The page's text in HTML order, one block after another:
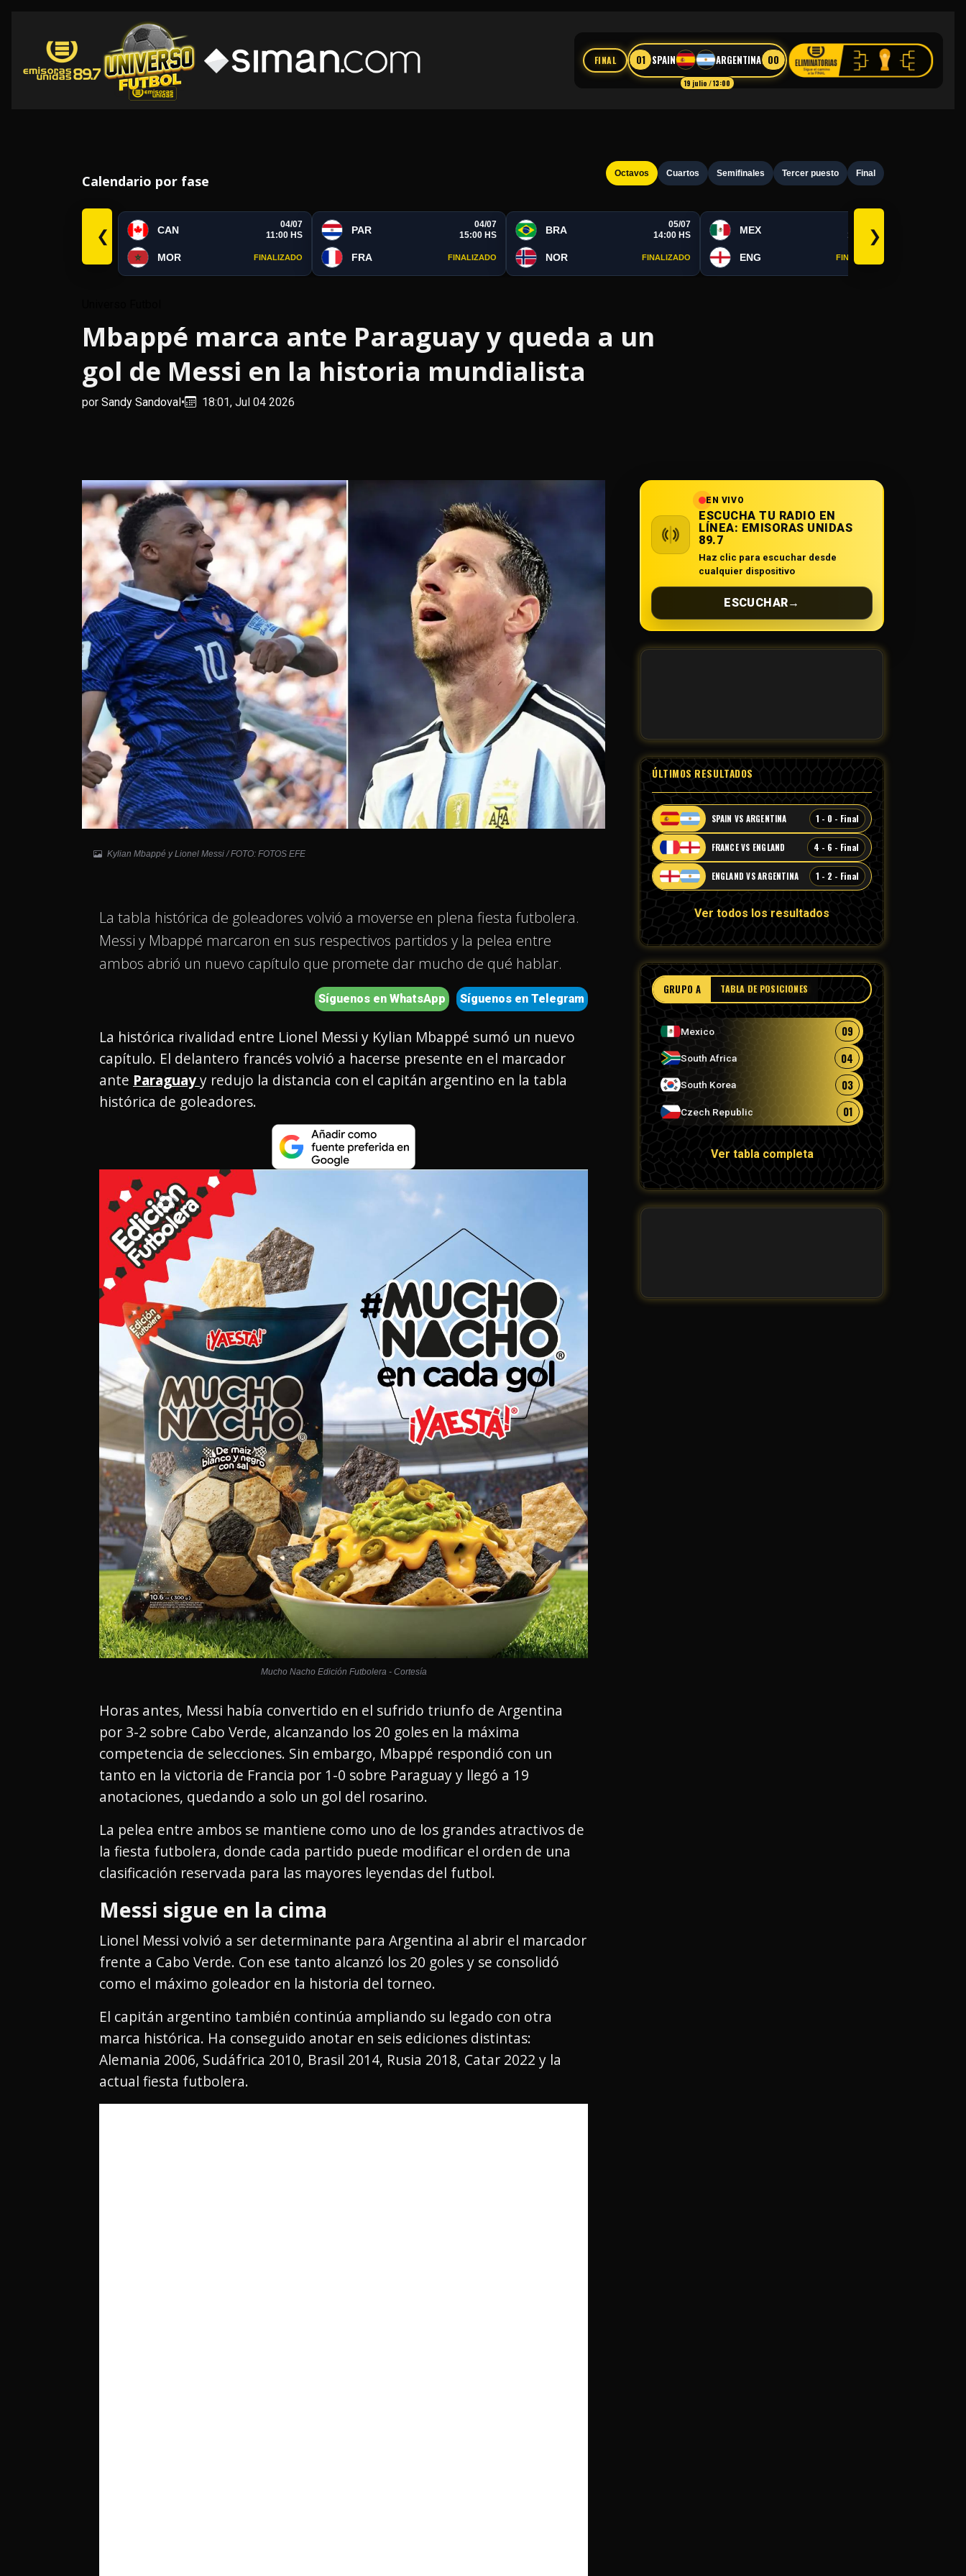
FINAL 01 SPAIN ARGENTINA 00
19 julio / 13:00
Calendario por fase Octavos Cuartos Semifinales Tercer puesto Final
❮ CAN
04/07
11:00 HS
MOR FINALIZADO
PAR
04/07
15:00 HS
FRA FINALIZADO
BRA
05/07
14:00 HS
NOR FINALIZADO
MEX
19:00 HS
ENG FINALIZADO
❯
Mbappé marca ante Paraguay y queda a un
gol de Messi en la historia mundialista
por Sandy Sandoval• 18:01, Jul 04 2026
Kylian Mbappé y Lionel Messi / FOTO: FOTOS EFE
La tabla histórica de goleadores volvió a moverse en plena fiesta futbolera.
Messi y Mbappé marcaron en sus respectivos partidos y la pelea entre
ambos abrió un nuevo capítulo que promete dar mucho de qué hablar.
Síguenos en Telegram
Síguenos en WhatsApp
La histórica rivalidad entre Lionel Messi y Kylian Mbappé sumó un nuevo
capítulo. El delantero francés volvió a hacerse presente en el marcador
ante Paraguayy redujo la distancia con el capitán argentino en la tabla
histórica de goleadores.
Mucho Nacho Edición Futbolera - Cortesía
Horas antes, Messi había convertido en el sufrido triunfo de Argentina
por 3-2 sobre Cabo Verde, alcanzando los 20 goles en la máxima
competencia de selecciones. Sin embargo, Mbappé respondió con un
tanto en la victoria de Francia por 1-0 sobre Paraguay y llegó a 19
anotaciones, quedando a solo un gol del rosarino.
La pelea entre ambos se mantiene como uno de los grandes atractivos de
la fiesta futbolera, donde cada partido puede modificar el orden de una
clasificación reservada para las mayores leyendas del futbol.
Messi sigue en la cima
Lionel Messi volvió a ser determinante para Argentina al abrir el marcador
frente a Cabo Verde. Con ese tanto alcanzó los 20 goles y se consolidó
como el máximo goleador en la historia del torneo.
El capitán argentino también continúa ampliando su legado con otra
marca histórica. Ha conseguido anotar en seis ediciones distintas:
Alemania 2006, Sudáfrica 2010, Brasil 2014, Rusia 2018, Catar 2022 y la
actual fiesta futbolera.
EN VIVO
ESCUCHA TU RADIO EN
LÍNEA: EMISORAS UNIDAS
89.7
Haz clic para escuchar desde
cualquier dispositivo
ESCUCHAR→
ÚLTIMOS RESULTADOS
SPAIN VS ARGENTINA 1 - 0 - Final
FRANCE VS ENGLAND 4 - 6 - Final
ENGLAND VS ARGENTINA 1 - 2 - Final
Ver todos los resultados
GRUPO A TABLA DE POSICIONES
Mexico 09
South Africa 04
South Korea 03
Czech Republic 01
Ver tabla completa